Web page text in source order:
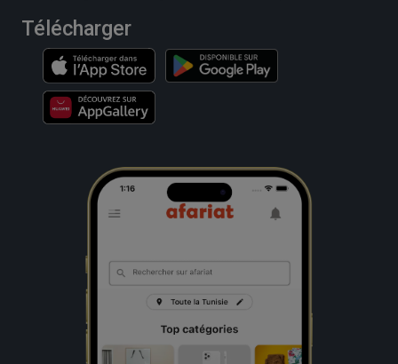
Télécharger